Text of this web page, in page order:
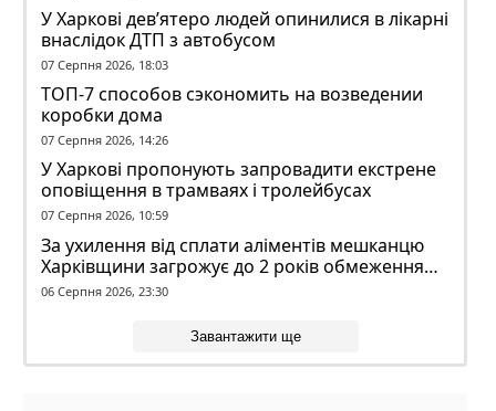
У Харкові дев’ятеро людей опинилися в лікарні
внаслідок ДТП з автобусом
07 Серпня 2026, 18:03
ТОП-7 способов сэкономить на возведении
коробки дома
07 Серпня 2026, 14:26
У Харкові пропонують запровадити екстрене
оповіщення в трамваях і тролейбусах
07 Серпня 2026, 10:59
За ухилення від сплати аліментів мешканцю
Харківщини загрожує до 2 років обмеження
волі
06 Серпня 2026, 23:30
Завантажити ще